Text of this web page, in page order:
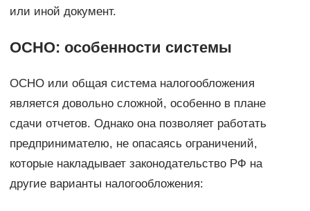
или иной документ.
ОСНО: особенности системы
ОСНО или общая система налогообложения
является довольно сложной, особенно в плане
сдачи отчетов. Однако она позволяет работать
предпринимателю, не опасаясь ограничений,
которые накладывает законодательство РФ на
другие варианты налогообложения: